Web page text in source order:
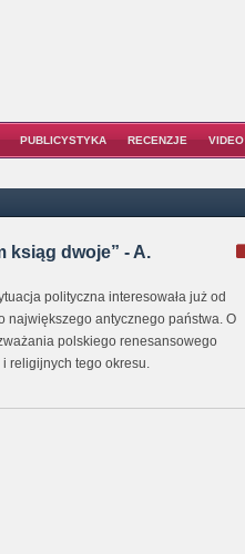
PUBLICYSTYKA RECENZJE VIDEO
ksiąg dwoje” - A.
polityczna interesowała już od
największego antycznego państwa. O
polskiego renesansowego
religijnych tego okresu.